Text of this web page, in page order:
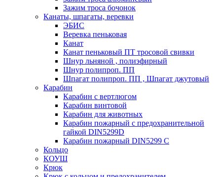
Зажим троса бочонок
Канаты, шпагаты, веревки
ЭБИС
Веревка пеньковая
Канат
Канат пеньковый ПТ тросовой свивки
Шнур льняной , полиэфирный
Шнур полипроп. ПП
Шпагат полипроп. ПП , Шпагат джутовый
Карабин
Карабин c вертлюгом
Карабин винтовой
Карабин для животных
Карабин пожарный c предохранительной
гайкой DIN5299D
Карабин пожарный DIN5299 C
Кольцо
КОУШ
Крюк